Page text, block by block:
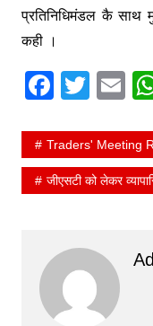
प्रतिनिधिमंडल कै साथ
कही ।
F
c
e
b
o
k
T
itt
er
E
ai
l
Traders' Meeting
जीएसटी को लेकर